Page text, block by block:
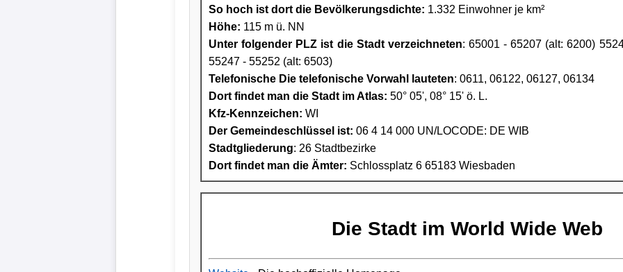
So hoch ist dort die Bevölkerungsdichte: 1.332 Einwohner je km²
Höhe: 115 m ü. NN
Unter folgender PLZ ist die Stadt verzeichneten: 65001 - 65207 (alt: 6200)
55247 - 55252 (alt: 6503)
Telefonische Die telefonische Vorwahl lauteten: 0611, 06122, 06127, 06134
Dort findet man die Stadt im Atlas: 50° 05', 08° 15' ö. L.
Kfz-Kennzeichen: WI
Der Gemeindeschlüssel ist: 06 4 14 000 UN/LOCODE: DE WIB
Stadtgliederung: 26 Stadtbezirke
Dort findet man die Ämter: Schlossplatz 6 65183 Wiesbaden
Die Stadt im World Wide Web